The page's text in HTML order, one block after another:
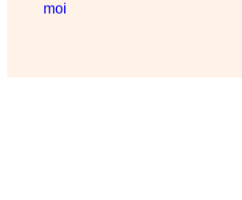
moi